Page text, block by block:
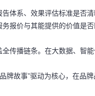
体系、效果评估标准是否清
报价与其能提供的价值是否
传播链条。在大数据、智
牌故事”驱动为核心，在品